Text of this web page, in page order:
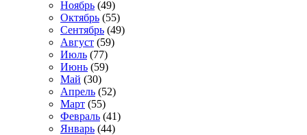
Ноябрь (49)
Октябрь (55)
Сентябрь (49)
Август (59)
Июль (77)
Июнь (59)
Май (30)
Апрель (52)
Март (55)
Февраль (41)
Январь (44)